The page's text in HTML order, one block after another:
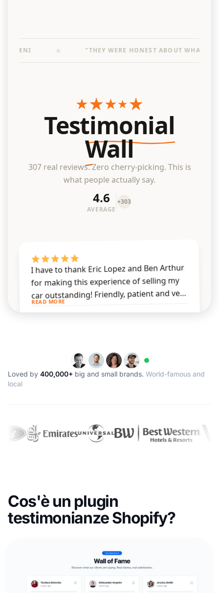
Loved by 400,000+ big and small brands. World-famous and
local
Cos'è un plugin
testimonianze Shopify?